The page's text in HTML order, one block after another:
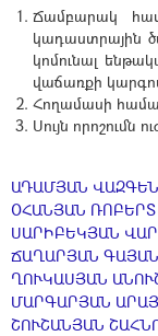
Ճամբարակ
կադաստրային
կոմունալ
վաճառքի
Հողամասի
Սույն որոշումն
ԱԴԱՄՅԱՆ ՎԱԶԳԵՆ
ՕՀԱՆՅԱՆ ՌՈԲԵՐՏ
ՍԱՐԻԲԵԿՅԱՆ
ՃԱՂԱՐՅԱՆ
ՂՈՒԿԱՍՅԱՆ
ՄԱՐԳԱՐՅԱՆ
ՇՈՒՇԱՆՅԱՆ